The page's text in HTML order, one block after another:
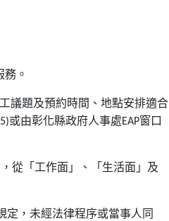
。
議題及預約時間、地點安排適合
或由彰化縣政府人事處EAP窗口
從「工作面」、「生活面」及
定，未經法律程序或當事人同